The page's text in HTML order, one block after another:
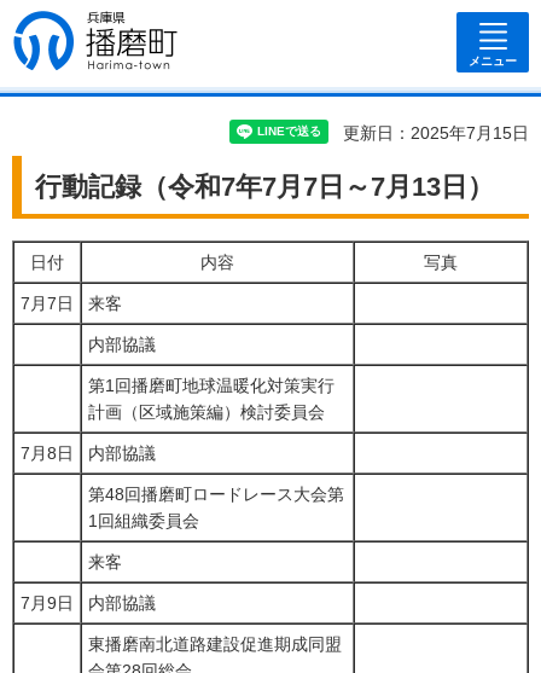
兵庫県 播磨
町
メニュー
更新日：2025年7月15日
行動記録（令和7年7月7日～7月13日）
日付 内容 写真
7月7日 来客
内部協議
第1回播磨町地球温暖化対策実行
計画（区域施策編）検討委員会
7月8日 内部協議
第48回播磨町ロードレース大会第
1回組織委員会
来客
7月9日 内部協議
東播磨南北道路建設促進期成同盟